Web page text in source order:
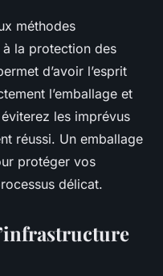
méthodes
à la protection des
d’avoir l’esprit
l’emballage et
les imprévus
réussi. Un emballage
protéger vos
délicat.